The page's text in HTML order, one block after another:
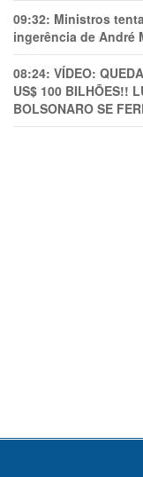
09:32: Ministros
ingerência de André
08:24: VÍDEO:
US$ 100 BILHÕES!!
BOLSONARO SE